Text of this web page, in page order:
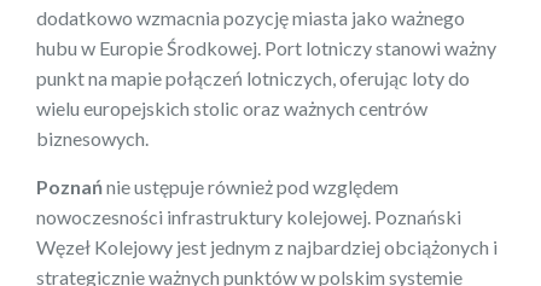
dodatkowo wzmacnia pozycję miasta jako ważnego
hubu w Europie Środkowej. Port lotniczy stanowi ważny
punkt na mapie połączeń lotniczych, oferując loty do
wielu europejskich stolic oraz ważnych centrów
biznesowych.
Poznańnie ustępuje również pod względem
nowoczesności infrastruktury kolejowej. Poznański
Węzeł Kolejowy jest jednym z najbardziej obciążonych i
strategicznie ważnych punktów w polskim systemie